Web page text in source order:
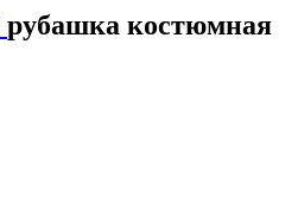
рубашка костюмная